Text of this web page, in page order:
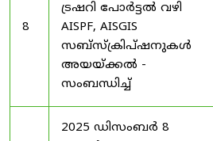
8
ട്രഷറി പോർട്ടൽ വഴി
AISPF, AISGIS
സബ്‌സ്‌ക്രിപ്‌ഷനുകൾ
അയയ്ക്കൽ -
സംബന്ധിച്ച്
2025 ഡിസംബർ 8